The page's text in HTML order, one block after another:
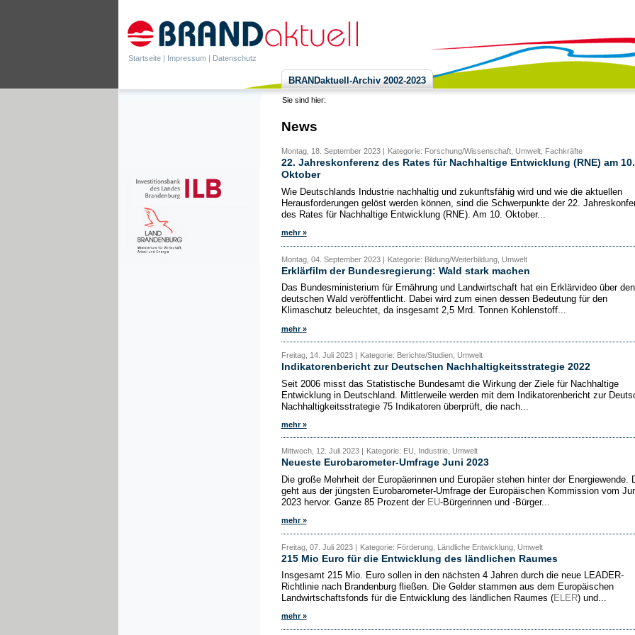
Startseite | Impressum | Datenschutz
BRANDaktuell-Archiv 2002-2023
Sie sind hier:
News
Montag, 18. September 2023 | Kategorie: Forschung/Wissenschaft, Umwelt, Fachkräfte
22. Jahreskonferenz des Rates für Nachhaltige Entwicklung (RNE) am 10.
Oktober
Wie Deutschlands Industrie nachhaltig und zukunftsfähig wird und wie die aktuellen
Herausforderungen gelöst werden können, sind die Schwerpunkte der 22.
des Rates für Nachhaltige Entwicklung (RNE). Am 10. Oktober...
mehr »
Montag, 04. September 2023 | Kategorie: Bildung/Weiterbildung, Umwelt
Erklärfilm der Bundesregierung: Wald stark machen
Das Bundesministerium für Ernährung und Landwirtschaft hat ein Erklärvideo über den
deutschen Wald veröffentlicht. Dabei wird zum einen dessen Bedeutung für den
Klimaschutz beleuchtet, da insgesamt 2,5 Mrd. Tonnen Kohlenstoff...
mehr »
Freitag, 14. Juli 2023 | Kategorie: Berichte/Studien, Umwelt
Indikatorenbericht zur Deutschen Nachhaltigkeitsstrategie 2022
Seit 2006 misst das Statistische Bundesamt die Wirkung der Ziele für Nachhaltige
Entwicklung in Deutschland. Mittlerweile werden mit dem Indikatorenbericht zur
Nachhaltigkeitsstrategie 75 Indikatoren überprüft, die nach...
mehr »
Mittwoch, 12. Juli 2023 | Kategorie: EU, Industrie, Umwelt
Neueste Eurobarometer-Umfrage Juni 2023
Die große Mehrheit der Europäerinnen und Europäer stehen hinter der Energiewende.
geht aus der jüngsten Eurobarometer-Umfrage der Europäischen Kommission vom
2023 hervor. Ganze 85 Prozent der EU-Bürgerinnen und -Bürger...
mehr »
Freitag, 07. Juli 2023 | Kategorie: Förderung, Ländliche Entwicklung, Umwelt
215 Mio Euro für die Entwicklung des ländlichen Raumes
Insgesamt 215 Mio. Euro sollen in den nächsten 4 Jahren durch die neue LEADER-
Richtlinie nach Brandenburg fließen. Die Gelder stammen aus dem Europäischen
Landwirtschaftsfonds für die Entwicklung des ländlichen Raumes (ELER) und...
mehr »